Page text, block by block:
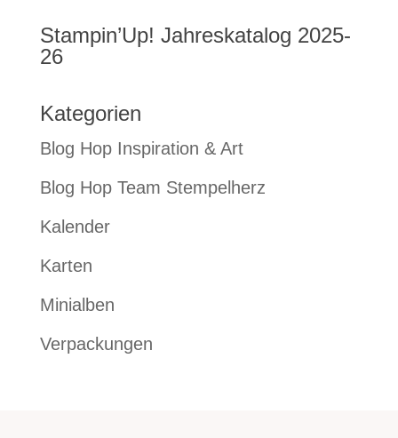
Stampin’Up! Jahreskatalog 2025-
26
Kategorien
Blog Hop Inspiration & Art
Blog Hop Team Stempelherz
Kalender
Karten
Minialben
Verpackungen